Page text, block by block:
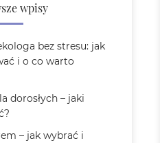
wpisy
bez stresu: jak
i o co warto
dorosłych – jaki
– jak wybrać i